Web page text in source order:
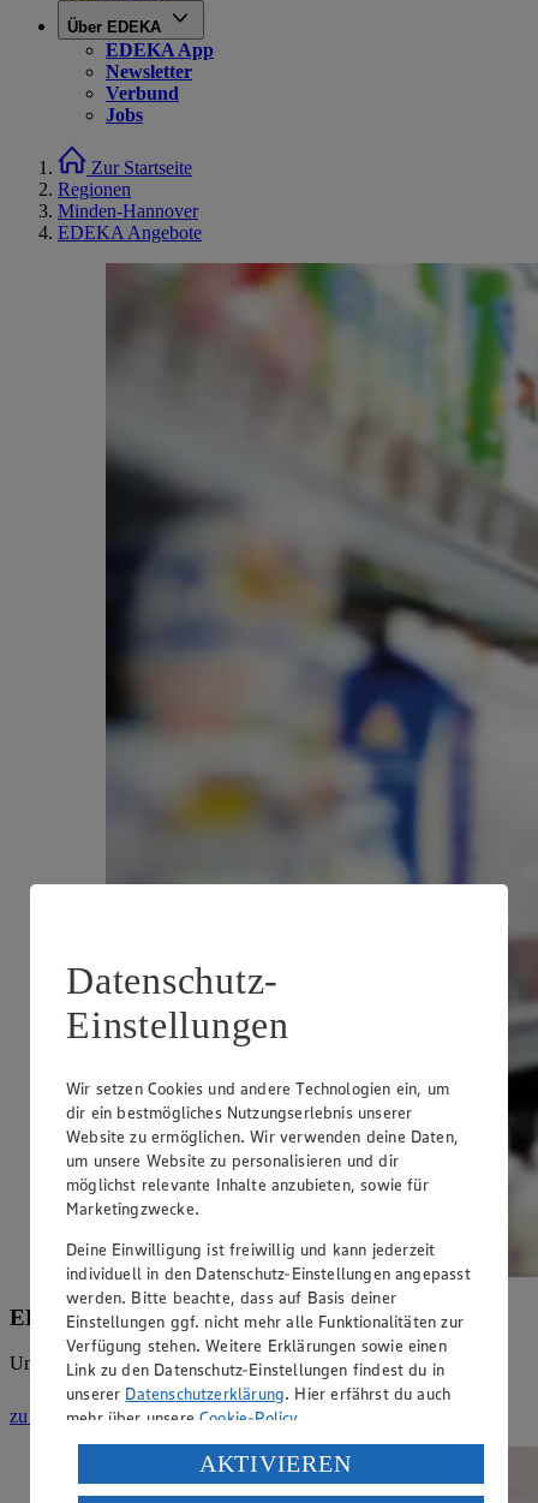
Über EDEKA
EDEKA App
Newsletter
Verbund
Jobs
Zur Startseite
Regionen
Minden-Hannover
EDEKA Angebote
EDEKA Angebote
Unsere Angebote der Woche bei EDEKA
zu den Angeboten (Link öffnet in neuem Fenster)
Datenschutz-
Einstellungen
Wir setzen Cookies und andere Technologien ein, um
dir ein bestmögliches Nutzungserlebnis unserer
Website zu ermöglichen. Wir verwenden deine Daten,
um unsere Website zu personalisieren und dir
möglichst relevante Inhalte anzubieten, sowie für
Marketingzwecke.
Deine Einwilligung ist freiwillig und kann jederzeit
individuell in den Datenschutz-Einstellungen angepasst
werden. Bitte beachte, dass auf Basis deiner
Einstellungen ggf. nicht mehr alle Funktionalitäten zur
Verfügung stehen. Weitere Erklärungen sowie einen
Link zu den Datenschutz-Einstellungen findest du in
unserer Datenschutzerklärung. Hier erfährst du auch
mehr über unsereCookie-Policy.
Verarbeitung deiner personenbezogenen Daten in den
USA durch Facebook und YouTube:
AKTIVIEREN